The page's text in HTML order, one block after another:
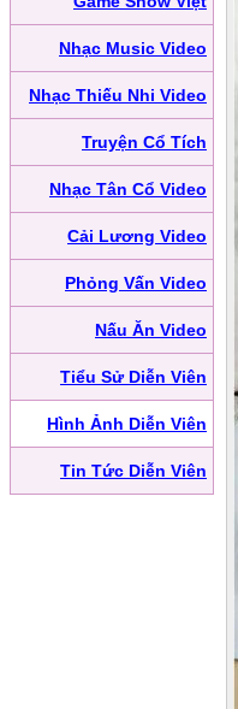
Nhạc Music Video
Nhạc Thiếu Nhi Video
Truyện Cổ Tích
Nhạc Tân Cổ Video
Cải Lương Video
Phỏng Vấn Video
Nấu Ăn Video
Tiểu Sử Diễn Viên
Hình Ảnh Diễn Viên
Tin Tức Diễn Viên